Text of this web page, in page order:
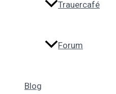
Trauercafé
Forum
Blog